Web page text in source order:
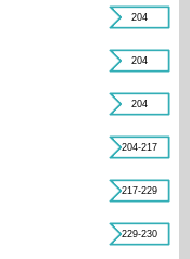
204
204
204
204-217
217-229
229-230